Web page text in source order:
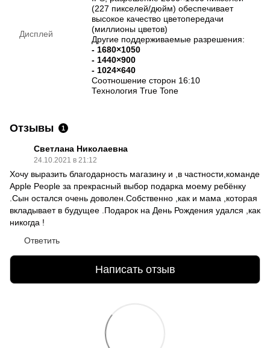
Дисплей
(227 пикселей/дюйм) обеспечивает
высокое качество цветопередачи
(миллионы цветов)
Другие поддерживаемые разрешения:
- 1680×1050
- 1440×900
- 1024×640
Соотношение сторон 16:10
Технология True Tone
Отзывы 1
Светлана Николаевна
24.10.2021 в 21:12
Хочу выразить благодарность магазину и ,в частности,команде
Apple People за прекрасный выбор подарка моему ребёнку
.Сын остался очень доволен.Собственно ,как и мама ,которая
вкладывает в будущее .Подарок на День Рождения удался ,как
никогда !
Ответить
Написать отзыв